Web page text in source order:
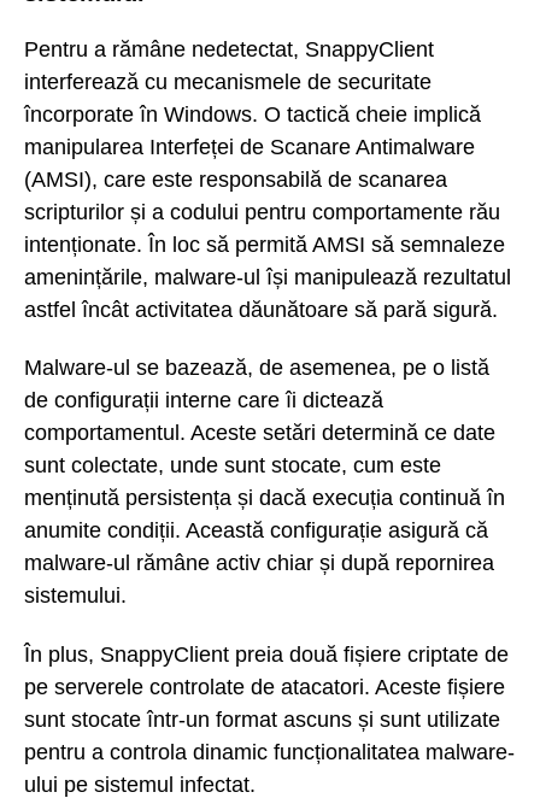
Pentru a rămâne nedetectat, SnappyClient
interferează cu mecanismele de securitate
încorporate în Windows. O tactică cheie implică
manipularea Interfeței de Scanare Antimalware
(AMSI), care este responsabilă de scanarea
scripturilor și a codului pentru comportamente rău
intenționate. În loc să permită AMSI să semnaleze
amenințările, malware-ul își manipulează rezultatul
astfel încât activitatea dăunătoare să pară sigură.
Malware-ul se bazează, de asemenea, pe o listă
de configurații interne care îi dictează
comportamentul. Aceste setări determină ce date
sunt colectate, unde sunt stocate, cum este
menținută persistența și dacă execuția continuă în
anumite condiții. Această configurație asigură că
malware-ul rămâne activ chiar și după repornirea
sistemului.
În plus, SnappyClient preia două fișiere criptate de
pe serverele controlate de atacatori. Aceste fișiere
sunt stocate într-un format ascuns și sunt utilizate
pentru a controla dinamic funcționalitatea malware-
ului pe sistemul infectat.